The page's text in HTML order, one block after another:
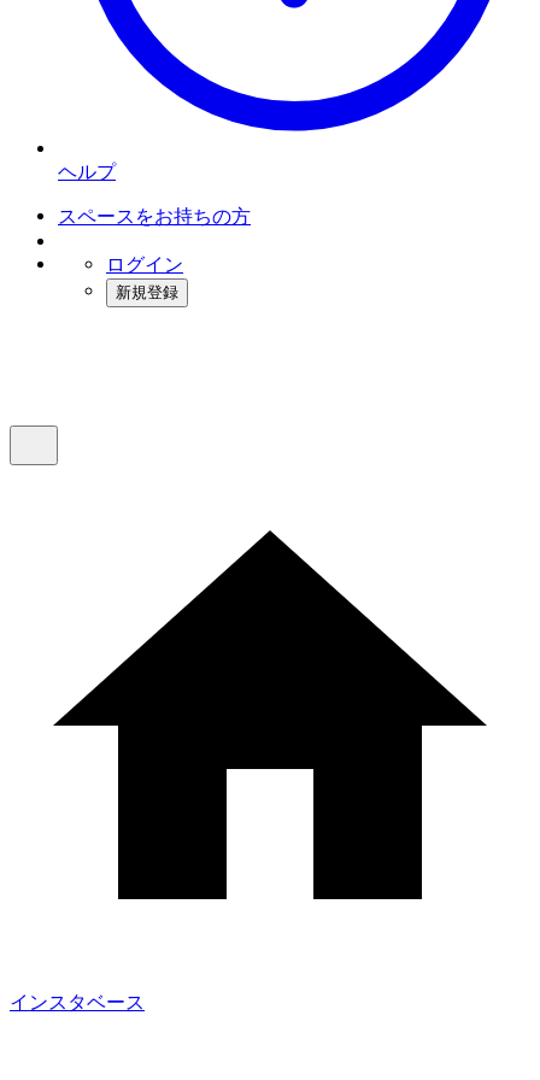
ヘルプ
スペースをお持ちの方
ログイン
新規登録
インスタベース